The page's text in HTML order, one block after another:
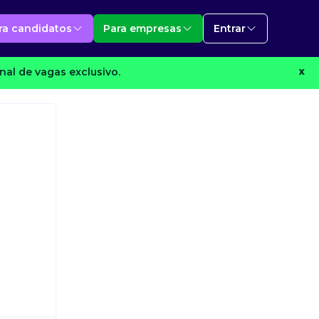
candidatos Para empresas Entrar
de vagas exclusivo. X